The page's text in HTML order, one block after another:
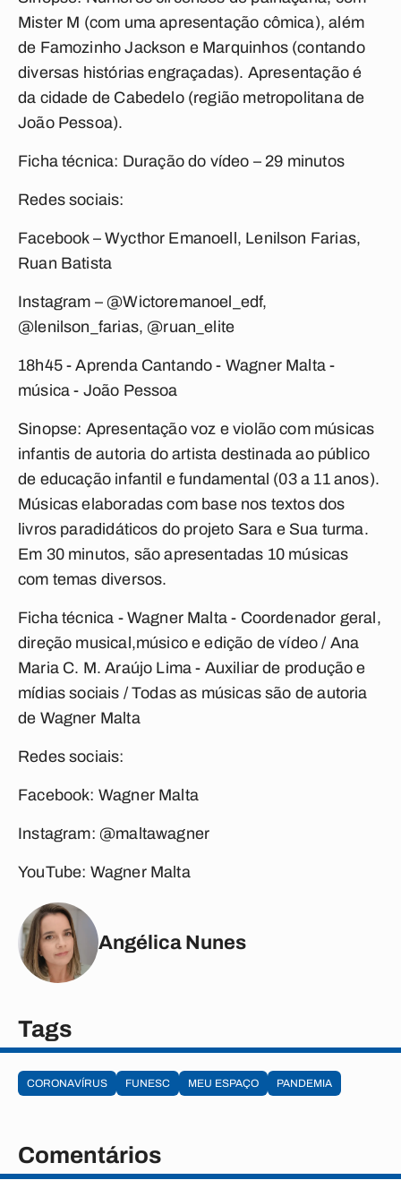
Mister M (com uma apresentação cômica), além
de Famozinho Jackson e Marquinhos (contando
diversas histórias engraçadas). Apresentação é
da cidade de Cabedelo (região metropolitana de
João Pessoa).
Ficha técnica: Duração do vídeo – 29 minutos
Redes sociais:
Facebook – Wycthor Emanoell, Lenilson Farias,
Ruan Batista
Instagram – @Wictoremanoel_edf,
@lenilson_farias, @ruan_elite
18h45 - Aprenda Cantando - Wagner Malta -
música - João Pessoa
Sinopse: Apresentação voz e violão com músicas
infantis de autoria do artista destinada ao público
de educação infantil e fundamental (03 a 11 anos).
Músicas elaboradas com base nos textos dos
livros paradidáticos do projeto Sara e Sua turma.
Em 30 minutos, são apresentadas 10 músicas
com temas diversos.
Ficha técnica - Wagner Malta - Coordenador geral,
direção musical,músico e edição de vídeo / Ana
Maria C. M. Araújo Lima - Auxiliar de produção e
mídias sociais / Todas as músicas são de autoria
de Wagner Malta
Redes sociais:
Facebook: Wagner Malta
Instagram: @maltawagner
YouTube: Wagner Malta
Angélica Nunes
Tags
CORONAVÍRUS FUNESC MEU ESPAÇO PANDEMIA
Comentários